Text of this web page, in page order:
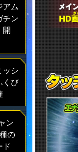
アム
チン
開
ッシ
くび
ン
の
ド